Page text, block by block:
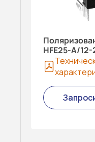
HFE25-A/